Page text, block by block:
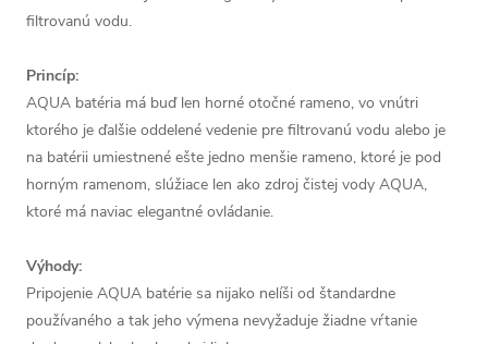
filtrovanú vodu.
Princíp:
AQUA batéria má buď len horné otočné rameno, vo vnútri
ktorého je ďalšie oddelené vedenie pre filtrovanú vodu alebo je
na batérii umiestnené ešte jedno menšie rameno, ktoré je pod
horným ramenom, slúžiace len ako zdroj čistej vody AQUA,
ktoré má naviac elegantné ovládanie.
Výhody:
Pripojenie AQUA batérie sa nijako nelíši od štandardne
používaného a tak jeho výmena nevyžaduje žiadne vŕtanie